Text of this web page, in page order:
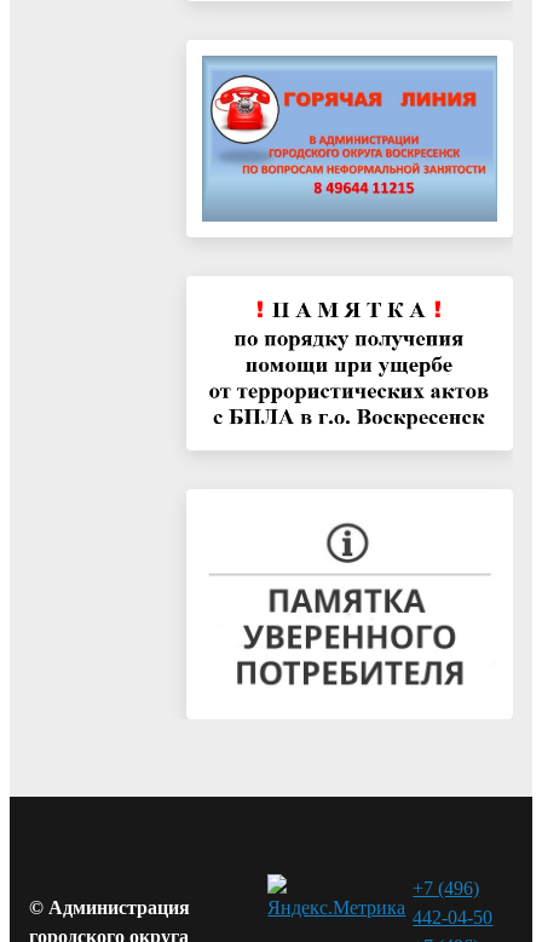
© Администрация
городского округа
+7 (496)
442-04-50